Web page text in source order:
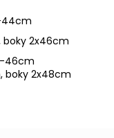
44cm
2x46cm
46cm
2x48cm